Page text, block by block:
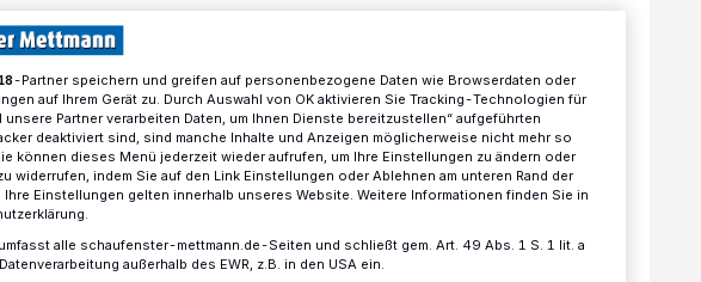
-Partner speichern und greifen auf personenbezogene Daten wie Browserdaten oder
auf Ihrem Gerät zu. Durch Auswahl von OK aktivieren Sie Tracking-Technologien für
unsere Partner verarbeiten Daten, um Ihnen Dienste bereitzustellen“ aufgeführten
deaktiviert sind, sind manche Inhalte und Anzeigen möglicherweise nicht mehr so
können dieses Menü jederzeit wieder aufrufen, um Ihre Einstellungen zu ändern oder
widerrufen, indem Sie auf den Link Einstellungen oder Ablehnen am unteren Rand der
Einstellungen gelten innerhalb unseres Website. Weitere Informationen finden Sie in
alle schaufenster-mettmann.de-Seiten und schließt gem. Art. 49 Abs. 1 S. 1 lit. a
außerhalb des EWR, z.B. in den USA ein.